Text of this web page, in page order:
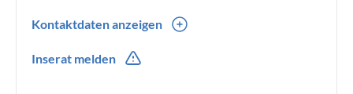
Kontaktdaten anzeigen
Inserat melden